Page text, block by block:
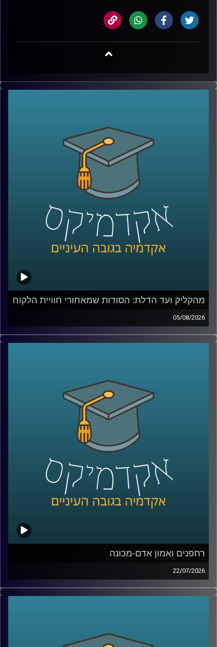
מהקליק ועד הדלת: הסודות שמאחורי חוויית הלקוח
05/08/2026
כולנו מזמינים היום כמעט הכול בלחיצת כפתור, אוכל, בגדים,
תרופות, אפילו את הקניות לסוף השבוע. אבל כמה מאיתנו
שגורמת לנו לחזור שוב ושוב, ואיך משלבים בין טכנולוגיה,
דאטה, לוגיסטיקה ובעיקר הבנה של בני אדם?
כדי לדבר על כל זה נמצא איתי היום צביקה ביידא, לשעבר
נדבר על מה באמת עומד מאחורי חוויית לקוח טובה, איך
ארגונים חושבים על חדשנות, ואיך בינה מלאכותית הולכת
לשנות את הדרך שבה כולנו קונים, עובדים ומקבלים החלטות
קרדיט תמונות:AudioVersity
רחפנים ואמון אדם-מכונה
22/07/2026
אם לפני עשור היינו אומרים את המילה “רחפן”, כנראה שהיינו
חושבים על צילום מהאוויר או על גאדג’ט מגניב. היום התמונה
ובמקרים מסוימים אפילו מסוגלים לבצע חלק מהמשימות
שלהם באופן עצמאי.